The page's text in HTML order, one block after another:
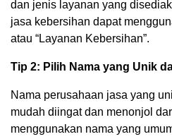
dan jenis layanan yang
jasa kebersihan dapat
atau “Layanan Kebersihan”.
Tip 2: Pilih Nama yang Unik
Nama perusahaan jasa yang
mudah diingat dan menonjol
menggunakan nama yang